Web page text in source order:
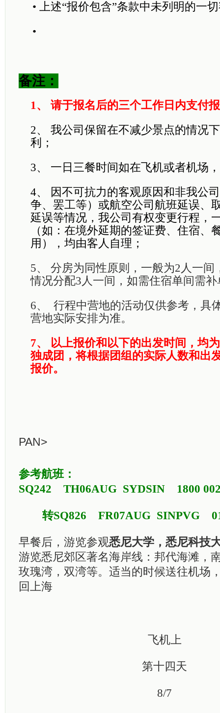
• 上述“报价包含”条款中未列明的一
•
备注：
1、 请于报名后的三个工作日内支付
2、 我公司保留在不减少景点的情况
利；
3、 一日三餐时间如在飞机或者机场
4、
因不可抗力的客观原因和非我公
争、罢工等）或航空公司航班延误、
延误等情况，我公司有权变更行程，
（如：在境外延期的签证费、住宿、
用），均由客人自理；
5、 分房为同性原则，一般为2人一间
情况分配3人一间，如需住宿单间需
6、
行程中营地的活动仅供参考，具
营地实际安排为准。
7、 以上报价和以下的出发时间，均
独成团，将根据团组的实际人数和出
报价。
PAN>
参考航班：
SQ242 TH06AUG SYDSIN
转SQ826 FR07AUG SINPVG
早餐后，游览参观悉尼大学，悉尼科技
游览悉尼郊区著名海岸线：邦代海滩，
玫瑰湾，双湾等。适当的时候送往机场
回上海
飞机上
第十四天
8/7